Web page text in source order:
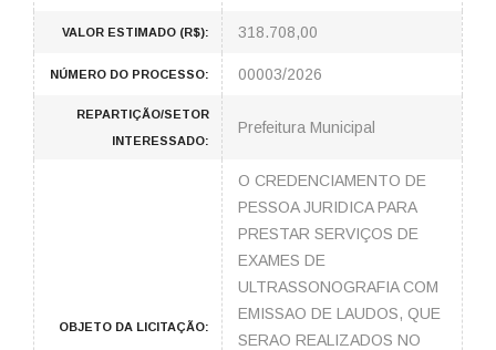
VALOR ESTIMADO (R$): 318.708,00
NÚMERO DO PROCESSO: 00003/2026
REPARTIÇÃO/SETOR
INTERESSADO:
Prefeitura Municipal
OBJETO DA LICITAÇÃO:
O CREDENCIAMENTO DE
PESSOA JURIDICA PARA
PRESTAR SERVIÇOS DE
EXAMES DE
ULTRASSONOGRAFIA COM
EMISSAO DE LAUDOS, QUE
SERAO REALIZADOS NO